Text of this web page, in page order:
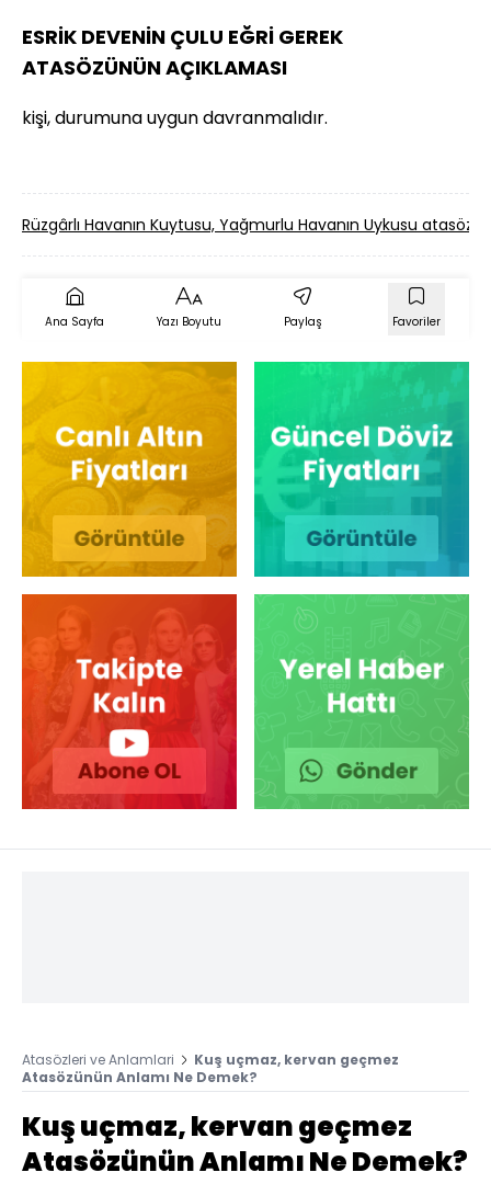
ESRİK DEVENİN ÇULU EĞRİ GEREK
ATASÖZÜNÜN AÇIKLAMASI
kişi, durumuna uygun davranmalıdır.
Rüzgârlı Havanın Kuytusu, Yağmurlu Havanın Uykusu
Ana Sayfa Yazı Boyutu Paylaş Favoriler
Atasözleri ve Anlamlari
Kuş uçmaz, kervan geçmez
Atasözünün Anlamı Ne Demek?
Kuş uçmaz, kervan geçmez
Atasözünün Anlamı Ne Demek?